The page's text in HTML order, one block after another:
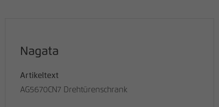
Nagata
Artikeltext
AG5670CN7 Drehtürenschrank